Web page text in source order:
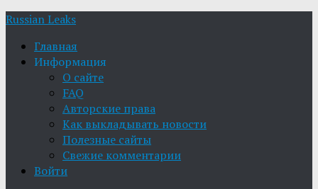
Russian Leaks
Главная
Информация
О сайте
FAQ
Авторские права
Как выкладывать новости
Полезные сайты
Свежие комментарии
Войти